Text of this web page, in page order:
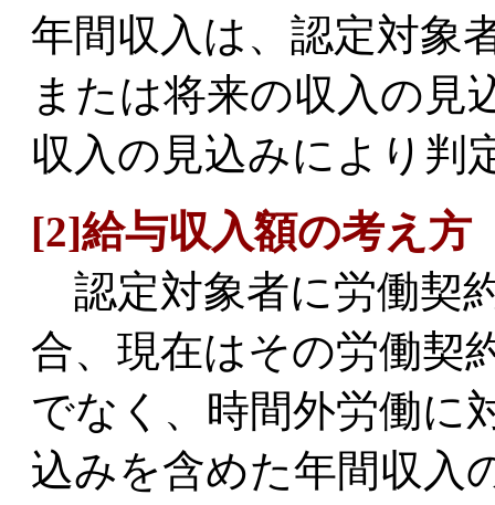
年間収入は、認定対象
または将来の収入の見
収入の見込みにより判
[2]給与収入額の考え方
認定対象者に労働契
合、現在はその労働契
でなく、時間外労働に
込みを含めた年間収入